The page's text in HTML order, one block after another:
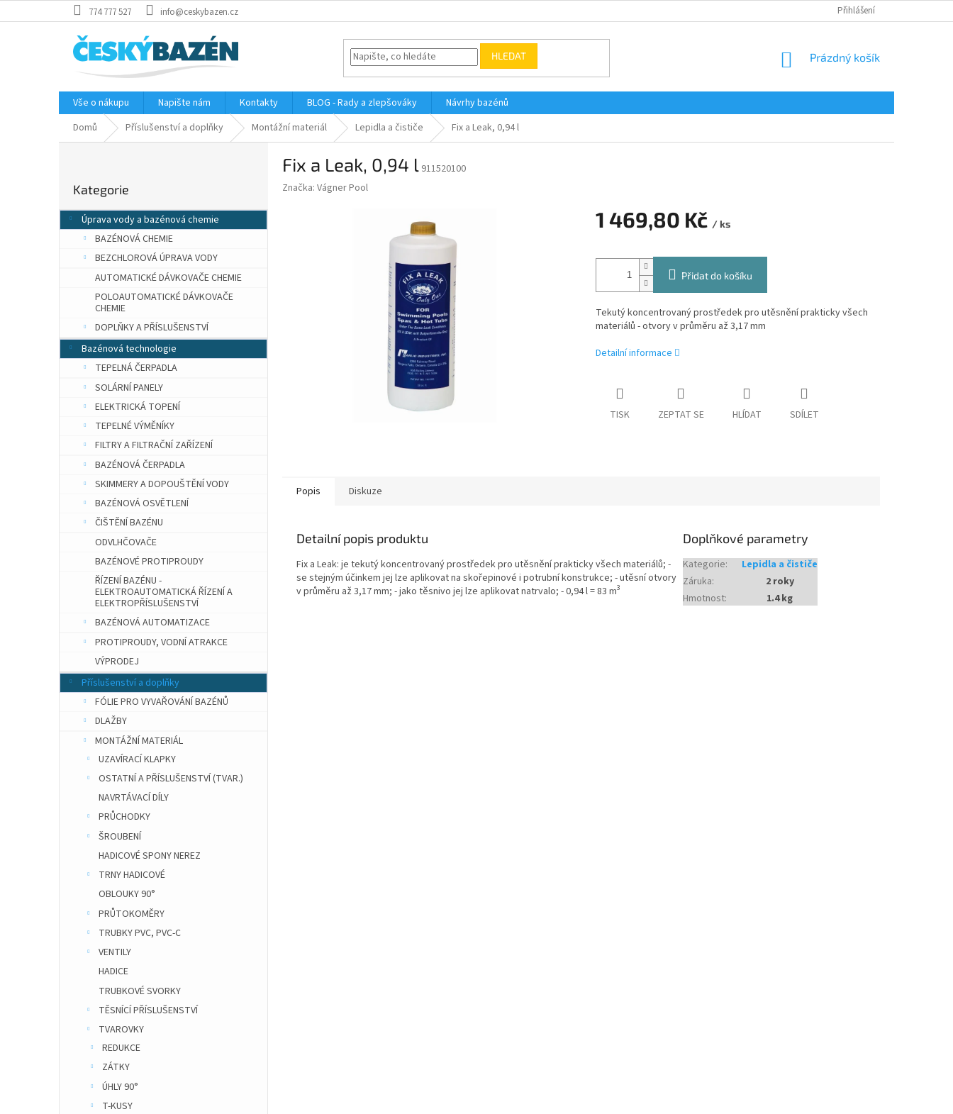
na
774 777 527 info@ceskybazen.cz Přihlášení
HLEDAT
NÁKUPNÍ
Prázdný košík
Vše o nákupu Napište nám Kontakty BLOG - Rady a zlepšováky
Návrhy bazénů
Domů
Příslušenství a doplňky Montážní materiál Lepidla a čističe Fix a Leak, 0,94 l
r
a
e
kategorie
Kategorie
Úprava vody a bazénová chemie
BAZÉNOVÁ CHEMIE
BEZCHLOROVÁ ÚPRAVA VODY
AUTOMATICKÉ DÁVKOVAČE CHEMIE
POLOAUTOMATICKÉ DÁVKOVAČE
CHEMIE
DOPLŇKY A PŘÍSLUŠENSTVÍ
Bazénová technologie
TEPELNÁ ČERPADLA
SOLÁRNÍ PANELY
ELEKTRICKÁ TOPENÍ
TEPELNÉ VÝMĚNÍKY
FILTRY A FILTRAČNÍ ZAŘÍZENÍ
BAZÉNOVÁ ČERPADLA
SKIMMERY A DOPOUŠTĚNÍ VODY
BAZÉNOVÁ OSVĚTLENÍ
ČIŠTĚNÍ BAZÉNU
ODVLHČOVAČE
BAZÉNOVÉ PROTIPROUDY
ŘÍZENÍ BAZÉNU -
ELEKTROAUTOMATICKÁ ŘÍZENÍ A
ELEKTROPŘÍSLUŠENSTVÍ
BAZÉNOVÁ AUTOMATIZACE
PROTIPROUDY, VODNÍ ATRAKCE
VÝPRODEJ
Příslušenství a doplňky
FÓLIE PRO VYVAŘOVÁNÍ BAZÉNŮ
DLAŽBY
MONTÁŽNÍ MATERIÁL
UZAVÍRACÍ KLAPKY
OSTATNÍ A PŘÍSLUŠENSTVÍ (TVAR.)
NAVRTÁVACÍ DÍLY
PRŮCHODKY
ŠROUBENÍ
HADICOVÉ SPONY NEREZ
TRNY HADICOVÉ
OBLOUKY 90°
PRŮTOKOMĚRY
TRUBKY PVC, PVC-C
VENTILY
HADICE
TRUBKOVÉ SVORKY
TĚSNÍCÍ PŘÍSLUŠENSTVÍ
TVAROVKY
REDUKCE
ZÁTKY
ÚHLY 90°
T-KUSY
Fix a Leak, 0,94 l 911520100
Značka: Vágner Pool
1 469,80 Kč / ks
cena:
Přidat do košíku
Tekutý koncentrovaný prostředek pro utěsnění prakticky všech
materiálů - otvory v průměru až 3,17 mm
Detailní informace
TISK ZEPTAT SE HLÍDAT SDÍLET
Popis Diskuze
Detailní popis produktu
Fix a Leak: je tekutý koncentrovaný prostředek pro utěsnění prakticky všech materiálů; -
se stejným účinkem jej lze aplikovat na skořepinové i potrubní konstrukce; - utěsní otvory
v průměru až 3,17 mm; - jako těsnivo jej lze aplikovat natrvalo; - 0,94 l = 83 m3
Doplňkové parametry
Kategorie:
Lepidla a čističe
Záruka:
2 roky
Hmotnost: 1.4 kg